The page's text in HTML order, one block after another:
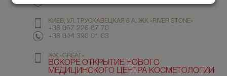
КИЕВ, УЛ. ТРУСКАВЕЦКАЯ 6 А, ЖК «RIVER STONE»
+38 067 226 67 70
+38 044 390 01 03
ЖК «GREAT»
ВСКОРЕ ОТКРЫТИЕ НОВОГО
МЕДИЦИНСКОГО ЦЕНТРА КОСМЕТОЛОГИИ